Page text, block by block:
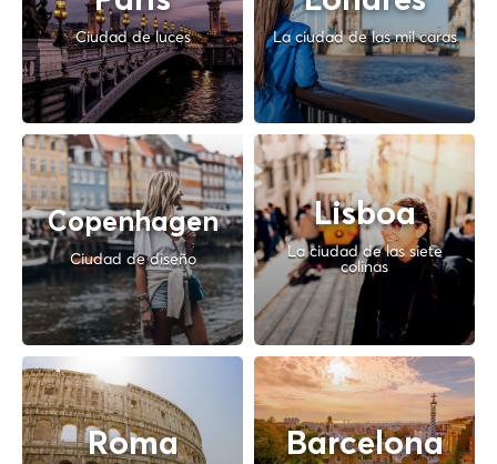
Ciudad de luces La ciudad de las mil caras
Copenhagen
Ciudad de diseño
Lisboa
La ciudad de las siete
colinas
Roma Barcelona